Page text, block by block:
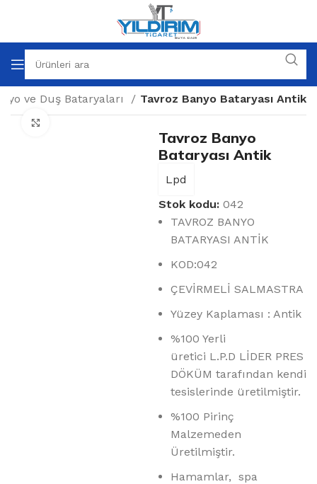
ve Duş Bataryaları Tavroz Banyo Bataryası Antik
Tavroz Banyo
Bataryası Antik
Lpd
Stok kodu: 042
TAVROZ BANYO
BATARYASI ANTİK
KOD:042
ÇEVİRMELİ SALMASTRA
Yüzey Kaplaması : Antik
%100 Yerli
üretici L.P.D LİDER PRES
DÖKÜM tarafından kendi
tesislerinde üretilmiştir.
%100 Pirinç
Malzemeden
Üretilmiştir.
Hamamlar, spa